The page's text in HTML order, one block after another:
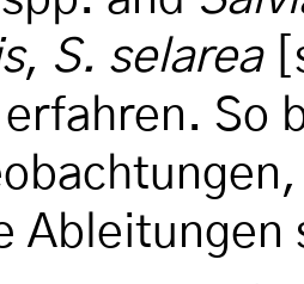
, S. selarea
So
Ableitungen